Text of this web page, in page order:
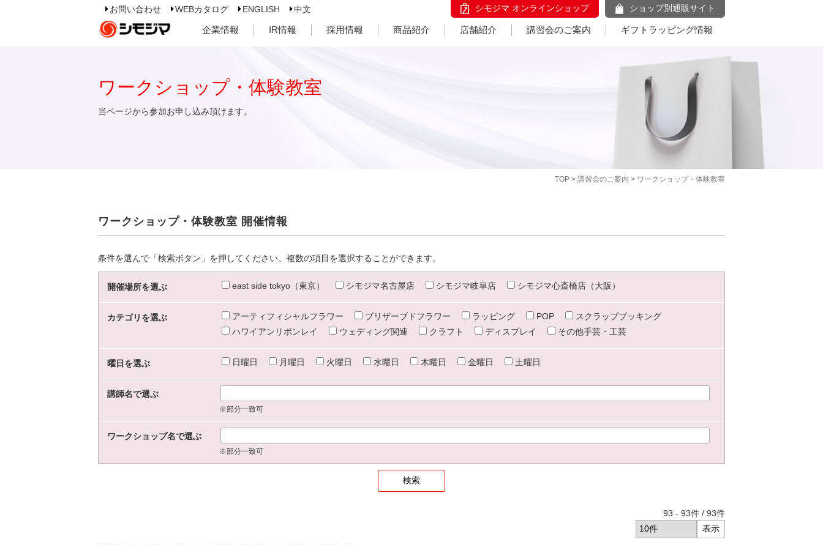
お問い合わせ WEBカタログ ENGLISH 中文 シモジマ オンラインショップ ショップ別通販サイト
企業情報 IR情報 採用情報 商品紹介 店舗紹介 講習会のご案内 ギフトラッピング情報
TOP > 講習会のご案内 > ワークショップ・体験教室
ワークショップ・体験教室
当ページから参加お申し込み頂けます。
ワークショップ・体験教室 開催情報
条件を選んで「検索ボタン」を押してください。複数の項目を選択することができます。
開催場所を選ぶ east side tokyo（東京） シモジマ名古屋店 シモジマ岐阜店 シモジマ心斎橋店（大阪）
カテゴリを選ぶ アーティフィシャルフラワー プリザーブドフラワー ラッピング POP
スクラップブッキング
ハワイアンリボンレイ
ウェディング関連 クラフト ディスプレイ その他手芸・工芸
曜日を選ぶ 日曜日 月曜日 火曜日 水曜日 木曜日 金曜日 土曜日
講師名で選ぶ
※部分一致可
ワークショップ名で選ぶ
※部分一致可
93 - 93件 / 93件